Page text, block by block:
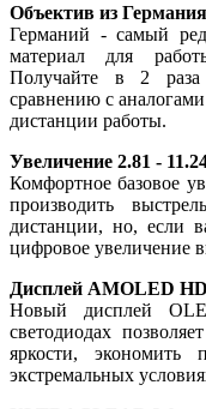
Объектив из
Германий - самый
материал для
Получайте в 2
сравнению с
дистанции работы.
Увеличение 2.81 -
Комфортное базовое
производить
дистанции, но, если
цифровое увеличение
Дисплей AMOLED HD
Новый дисплей
светодиодах
яркости, экономить
экстремальных